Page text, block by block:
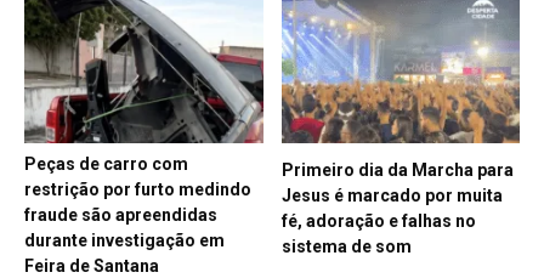
Peças de carro com
restrição por furto medindo
fraude são apreendidas
durante investigação em
Feira de Santana
Primeiro dia da Marcha para
Jesus é marcado por muita
fé, adoração e falhas no
sistema de som